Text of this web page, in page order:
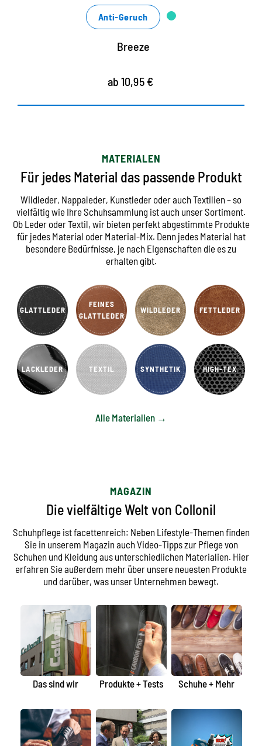
Anti-Geruch
Breeze
ab 10,95 €
MATERIALEN
Für jedes Material das passende Produkt
Wildleder, Nappaleder, Kunstleder oder auch Textilien – so
vielfältig wie Ihre Schuhsammlung ist auch unser Sortiment.
Ob Leder oder Textil, wir bieten perfekt abgestimmte Produkte
für jedes Material oder Material-Mix. Denn jedes Material hat
besondere Bedürfnisse, je nach Eigenschaften die es zu
erhalten gibt.
GLATTLEDER
FEINES
GLATTLEDER
WILDLEDER FETTLEDER
LACKLEDER TEXTIL SYNTHETIK HIGH-TEX
Alle Materialien →
MAGAZIN
Die vielfältige Welt von Collonil
Schuhpflege ist facettenreich: Neben Lifestyle-Themen finden
Sie in unserem Magazin auch Video-Tipps zur Pflege von
Schuhen und Kleidung aus unterschiedlichen Materialien. Hier
erfahren Sie außerdem mehr über unsere neuesten Produkte
und darüber, was unser Unternehmen bewegt.
Das sind wir Produkte + Tests Schuhe + Mehr